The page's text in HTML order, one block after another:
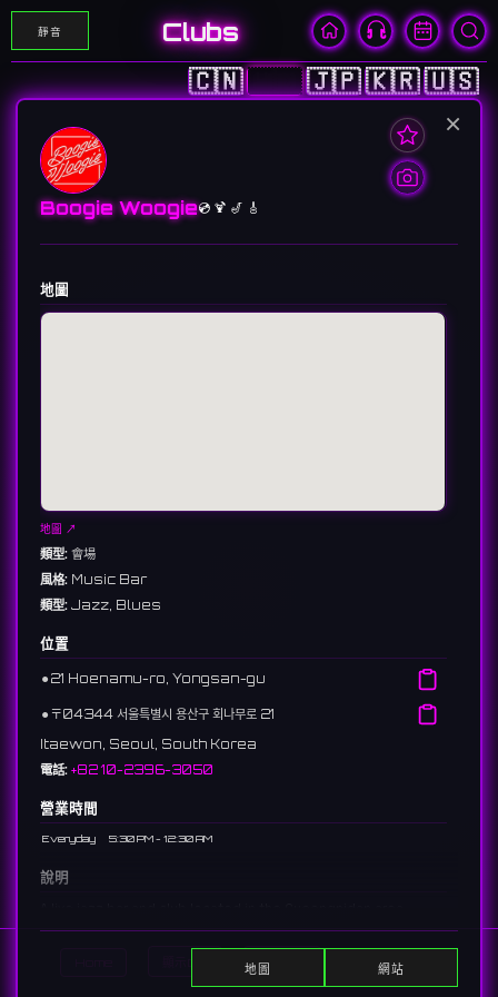
靜音 Clubs
🇨🇳🇭🇰🇯🇵🇰🇷🇺🇸
顯示活動 Search
×
Boogie Woogie💿 🍹 🎷 🎸
地圖
地圖 ↗
類型: 會場
風格: Music Bar
類型: Jazz, Blues
位置
⚫︎ 21 Hoenamu-ro, Yongsan-gu
⚫︎ 〒04344 서울특별시 용산구 회나무로 21
Itaewon, Seoul, South Korea
電話: +82 10-2396-3050
營業時間
Everyday 5:30 PM - 12:30 AM
說明
hosting nightly performances by talented local and
international jazz musicians.
경리단길에 위치한 라이브 재즈 바 & 클럽. 재능 있는 국내외 재즈 뮤지션들의 라
地圖 網站